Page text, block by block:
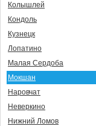
Колышлей
Кондоль
Кузнецк
Лопатино
Малая Сердоба
Мокшан
Наровчат
Неверкино
Нижний Ломов